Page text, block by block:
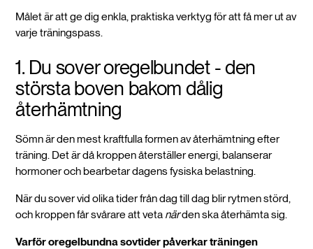
Målet är att ge dig enkla, praktiska verktyg för att få mer ut av
varje träningspass.
1. Du sover oregelbundet - den
största boven bakom dålig
återhämtning
Sömn är den mest kraftfulla formen av återhämtning efter
träning. Det är då kroppen återställer energi, balanserar
hormoner och bearbetar dagens fysiska belastning.
När du sover vid olika tider från dag till dag blir rytmen störd,
och kroppen får svårare att veta närden ska återhämta sig.
Varför oregelbundna sovtider påverkar träningen